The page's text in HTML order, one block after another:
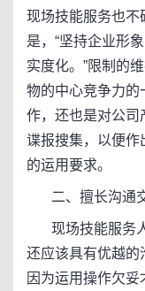
现场技能服务也不
是，“坚持企业形
实度化。”限制的
物的中心竞争力的
作，还也是对公司
谍报搜集，以便作
的运用要求。
二、擅长沟通交
现场技能服务人
还应该具有优越的
因为运用操作欠